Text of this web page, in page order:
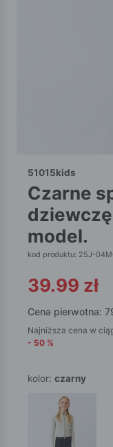
51015kids
czarne spodnie flare
model.
kod produktu: 25J-
39.99 zł
Cena pierwotna:
Najniższa cena w
- 50 %
kolor: czarny